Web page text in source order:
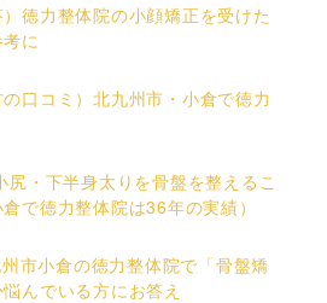
）徳力整体院の小顔矯正を受けた
に
の口コミ）北九州市・小倉で徳力
尻・下半身太りを骨盤を整えるこ
で徳力整体院は36年の実績）
市小倉の徳力整体院で「骨盤矯
んでいる方にお答え